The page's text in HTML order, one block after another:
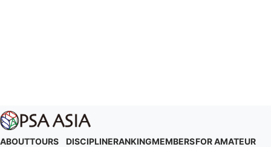
ABOUTTOURS DISCIPLINERANKINGMEMBERSFOR AMATEUR